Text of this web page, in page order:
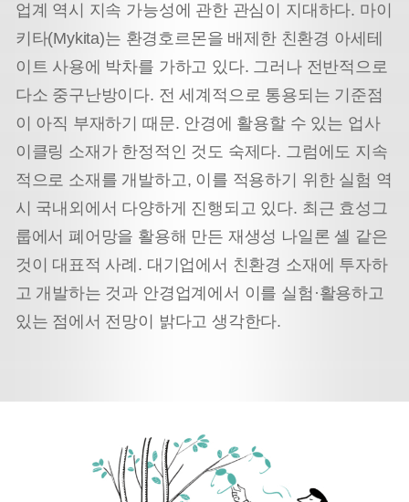
업계 역시 지속 가능성에 관한 관심이 지대하다. 마이
키타(Mykita)는 환경호르몬을 배제한 친환경 아세테
이트 사용에 박차를 가하고 있다. 그러나 전반적으로
다소 중구난방이다. 전 세계적으로 통용되는 기준점
이 아직 부재하기 때문. 안경에 활용할 수 있는 업사
이클링 소재가 한정적인 것도 숙제다. 그럼에도 지속
적으로 소재를 개발하고, 이를 적용하기 위한 실험 역
시 국내외에서 다양하게 진행되고 있다. 최근 효성그
룹에서 폐어망을 활용해 만든 재생성 나일론 셸 같은
것이 대표적 사례. 대기업에서 친환경 소재에 투자하
고 개발하는 것과 안경업계에서 이를 실험·활용하고
있는 점에서 전망이 밝다고 생각한다.